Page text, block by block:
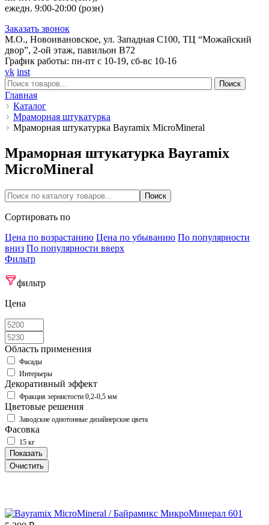
ежедн. 9:00-20:00 (розн)
Заказать звонок
М.О., Новоивановское, ул. Западная С100, ТЦ “Можайский
двор”, 2-ой этаж, павильон В72
График работы: пн-пт с 10-19, сб-вс 10-16
vk inst
Поиск
Главная
Каталог
Мраморная штукатурка
Мраморная штукатурка Bayramix MicroMineral
Мраморная штукатурка Bayramix
MicroMineral
Сортировать по
Цена по возрастанию Цена по убыванию По популярности
вниз По популярности вверх
Фильтр
фильтр
Цена
Область применения
Фасады
Интерьеры
Декоративный эффект
Фракция зернистости 0,2-0,5 мм
Цветовые решения
Заводские однотонные дизайнерские цвета
Фасовка
15 кг